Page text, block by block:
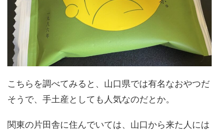
こちらを調べてみると、山口県では有名なおやつだ
そうで、手土産としても人気なのだとか。
関東の片田舎に住んでいては、山口から来た人には